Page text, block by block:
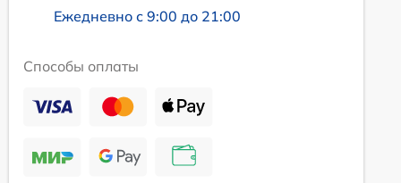
Ежедневно с 9:00 до 21:00
Способы оплаты